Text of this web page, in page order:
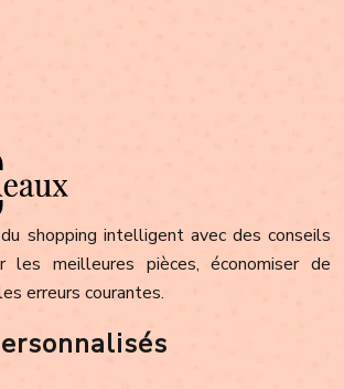
shopping intelligent avec des conseils
les meilleures pièces, économiser de
erreurs courantes.